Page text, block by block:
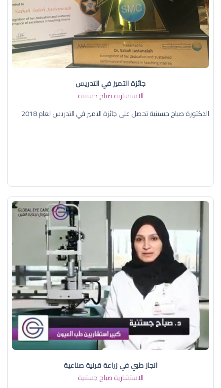
جائزة التميز في التدريس
الاستشارية صباح جستنية
الدكتورة صباح جستنية تحصل على جائزة التميز في التدريس لعام 2018
انجاز طبي في زراعة قرنية صناعية
الاستشارية صباح جستنية